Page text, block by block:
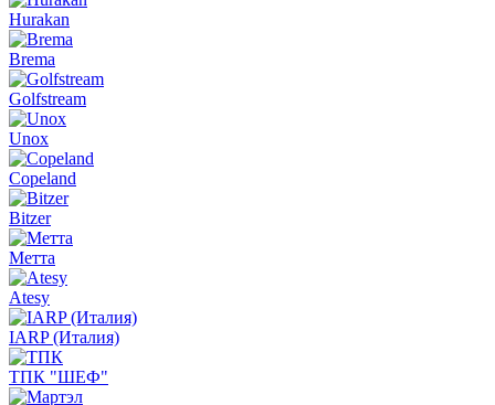
Hurakan
Brema
Golfstream
Unox
Copeland
Bitzer
Метта
Atesy
IARP (Италия)
ТПК "ШЕФ"